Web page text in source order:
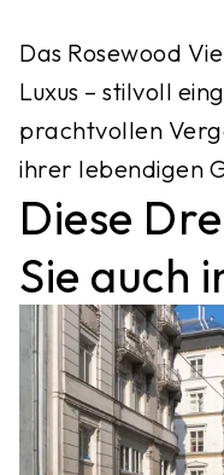
Das Rosewood
Luxus – stilvoll
prachtvollen
ihrer lebendigen
Diese
Sie auch